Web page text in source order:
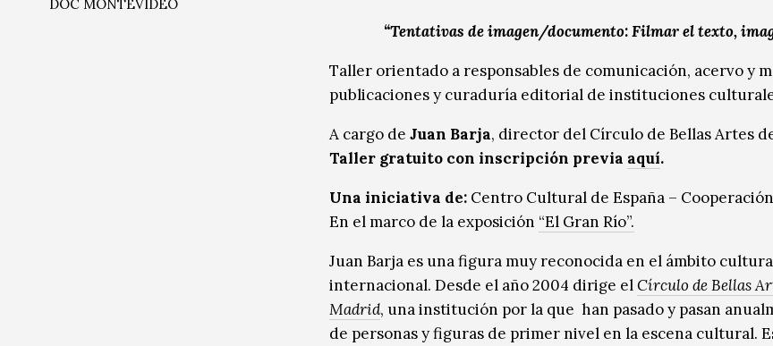
“Tentativas de imagen/documento: Filmar el texto,
Taller orientado a responsables de comunicación, acervo y
publicaciones y curaduría editorial de instituciones
A cargo de Juan Barja, director del Círculo de Bellas Artes
Taller gratuito con inscripción previa aquí.
Una iniciativa de: Centro Cultural de España –
En el marco de la exposición “El Gran Río”.
Juan Barja es una figura muy reconocida en el ámbito
internacional. Desde el año 2004 dirige elCírculo de Bellas
Madrid, una institución por la que han pasado y pasan
de personas y figuras de primer nivel en la escena cultural.
DOC MONTEVIDEO